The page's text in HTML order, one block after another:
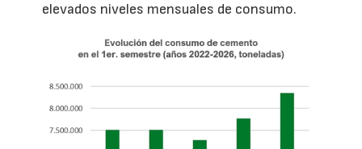
elevados niveles mensuales de consumo.